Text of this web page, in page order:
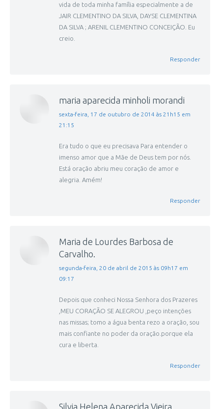
vida de toda minha família especialmente a de
JAIR CLEMENTINO DA SILVA, DAYSE CLEMENTINA
DA SILVA ; ARENIL CLEMENTINO CONCEIÇÃO. Eu
creio.
Responder
maria aparecida minholi morandi
disse:
sexta-feira, 17 de outubro de 2014 às 21h15 em
21:15
Era tudo o que eu precisava Para entender o
imenso amor que a Mãe de Deus tem por nós.
Está oração abriu meu coração de amor e
alegria. Amém!
Responder
Maria de Lourdes Barbosa de
Carvalho.
disse:
segunda-feira, 20 de abril de 2015 às 09h17 em
09:17
Depois que conheci Nossa Senhora dos Prazeres
,MEU CORAÇÃO SE ALEGROU ,peço intenções
nas missas; tomo a água benta rezo a oração, sou
mais confiante no poder da oração.porque ela
cura e liberta.
Responder
Silvia Helena Aparecida Vieira